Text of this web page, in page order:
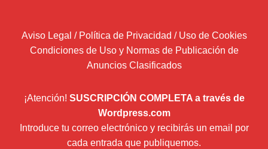
Aviso Legal / Política de Privacidad / Uso de Cookies
Condiciones de Uso y Normas de Publicación de
Anuncios Clasificados
¡Atención! SUSCRIPCIÓN COMPLETA a través de
Wordpress.com
Introduce tu correo electrónico y recibirás un email por
cada entrada que publiquemos.